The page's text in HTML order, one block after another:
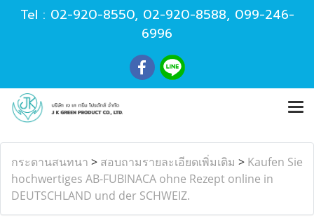
Tel : 02-920-8550, 02-920-8588, 099-246-
6996
กระดานสนทนา > สอบถามรายละเอียดเพิ่มเติม > Kaufen Sie
hochwertiges AB-FUBINACA ohne Rezept online in
DEUTSCHLAND und der SCHWEIZ.